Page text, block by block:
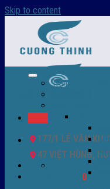
Skip to content
177/1 LÊ VĂN
47 VIỆT HÙNG,
0932 756 950
0
Trang chủ –